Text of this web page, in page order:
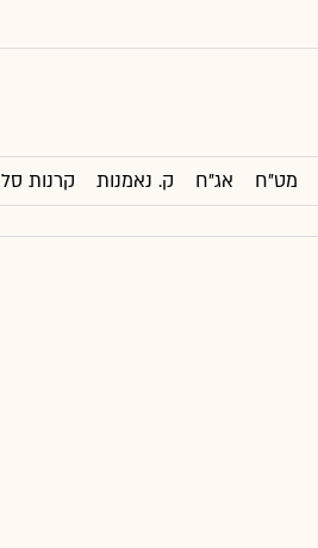
מט"ח אג"ח ק. נאמנות קרנות סל